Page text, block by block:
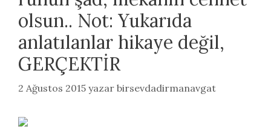
olsun.. Not: Yukarıda
anlatılanlar hikaye değil,
GERÇEKTİR
2 Ağustos 2015 yazar birsevdadirmanavgat